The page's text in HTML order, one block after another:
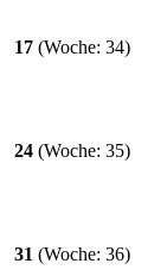
17 (Woche: 34)
24 (Woche: 35)
31 (Woche: 36)